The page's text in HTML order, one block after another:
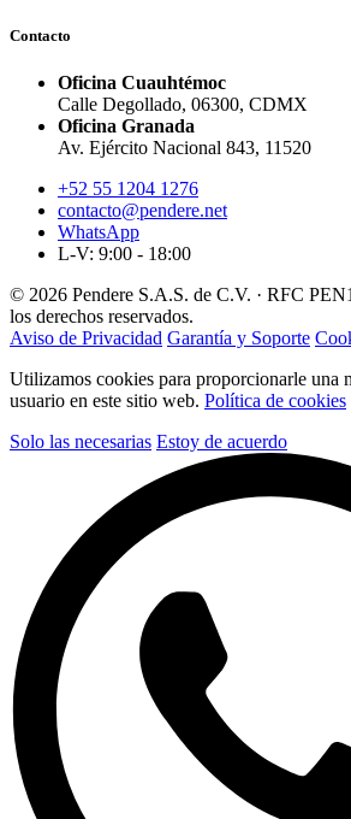
Contacto
Oficina Cuauhtémoc
Calle Degollado, 06300, CDMX
Oficina Granada
Av. Ejército Nacional 843, 11520
+52 55 1204 1276
contacto@pendere.net
WhatsApp
L-V: 9:00 - 18:00
© 2026 Pendere S.A.S. de C.V. · RFC
los derechos reservados.
Aviso de Privacidad Garantía y Soporte
Utilizamos cookies para proporcionarle una
usuario en este sitio web. Política de cookies
Solo las necesarias Estoy de acuerdo